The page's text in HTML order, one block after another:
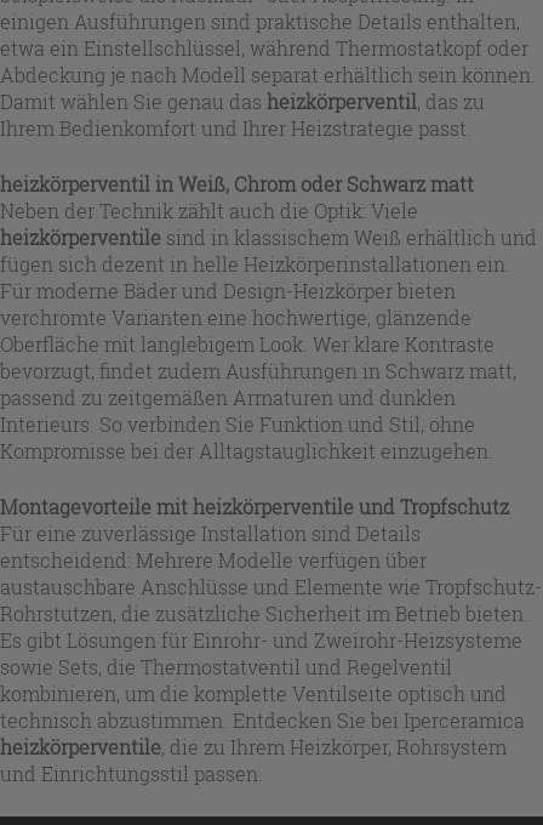
einigen Ausführungen sind praktische Details enthalten,
etwa ein Einstellschlüssel, während Thermostatkopf oder
Abdeckung je nach Modell separat erhältlich sein können.
Damit wählen Sie genau das heizkörperventil, das zu
Ihrem Bedienkomfort und Ihrer Heizstrategie passt.
heizkörperventil in Weiß, Chrom oder Schwarz matt
Neben der Technik zählt auch die Optik: Viele
heizkörperventile sind in klassischem Weiß erhältlich und
fügen sich dezent in helle Heizkörperinstallationen ein.
Für moderne Bäder und Design-Heizkörper bieten
verchromte Varianten eine hochwertige, glänzende
Oberfläche mit langlebigem Look. Wer klare Kontraste
bevorzugt, findet zudem Ausführungen in Schwarz matt,
passend zu zeitgemäßen Armaturen und dunklen
Interieurs. So verbinden Sie Funktion und Stil, ohne
Kompromisse bei der Alltagstauglichkeit einzugehen.
Montagevorteile mit heizkörperventile und Tropfschutz
Für eine zuverlässige Installation sind Details
entscheidend: Mehrere Modelle verfügen über
austauschbare Anschlüsse und Elemente wie Tropfschutz-
Rohrstutzen, die zusätzliche Sicherheit im Betrieb bieten.
Es gibt Lösungen für Einrohr- und Zweirohr-Heizsysteme
sowie Sets, die Thermostatventil und Regelventil
kombinieren, um die komplette Ventilseite optisch und
technisch abzustimmen. Entdecken Sie bei Iperceramica
heizkörperventile, die zu Ihrem Heizkörper, Rohrsystem
und Einrichtungsstil passen.